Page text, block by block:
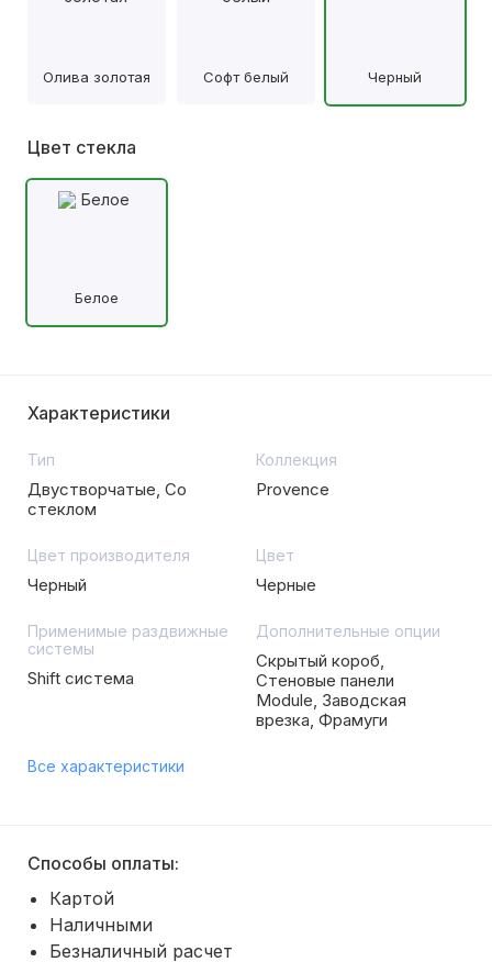
Олива золотая Софт белый Черный
Цвет стекла
Белое
Характеристики
Тип
Двустворчатые, Со
стеклом
Коллекция
Provence
Цвет производителя
Черный
Цвет
Черные
Применимые раздвижные
системы
Shift система
Дополнительные опции
Скрытый короб,
Стеновые панели
Module, Заводская
врезка, Фрамуги
Все характеристики
Способы оплаты:
Картой
Наличными
Безналичный расчет